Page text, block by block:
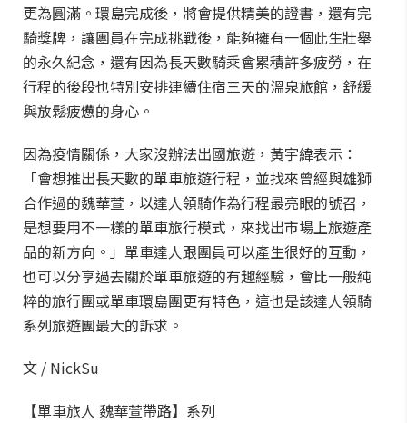
更為圓滿。環島完成後，將會提供精美的證書，還有完
騎獎牌，讓團員在完成挑戰後，能夠擁有一個此生壯舉
的永久紀念，還有因為長天數騎乘會累積許多疲勞，在
行程的後段也特別安排連續住宿三天的溫泉旅館，舒緩
與放鬆疲憊的身心。
因為疫情關係，大家沒辦法出國旅遊，黃宇緯表示：
「會想推出長天數的單車旅遊行程，並找來曾經與雄獅
合作過的魏華萱，以達人領騎作為行程最亮眼的號召，
是想要用不一樣的單車旅行模式，來找出市場上旅遊產
品的新方向。」單車達人跟團員可以產生很好的互動，
也可以分享過去關於單車旅遊的有趣經驗，會比一般純
粹的旅行團或單車環島團更有特色，這也是該達人領騎
系列旅遊團最大的訴求。
文 / NickSu
【單車旅人 魏華萱帶路】系列